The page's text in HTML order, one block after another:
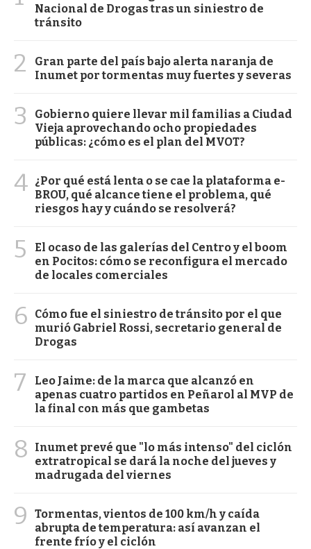
Nacional de Drogas tras un siniestro de
tránsito
2
Gran parte del país bajo alerta naranja de
Inumet por tormentas muy fuertes y severas
3
Gobierno quiere llevar mil familias a Ciudad
Vieja aprovechando ocho propiedades
públicas: ¿cómo es el plan del MVOT?
4 ¿Por qué está lenta o se cae la plataforma e-
BROU, qué alcance tiene el problema, qué
riesgos hay y cuándo se resolverá?
5
El ocaso de las galerías del Centro y el boom
en Pocitos: cómo se reconfigura el mercado
de locales comerciales
6
Cómo fue el siniestro de tránsito por el que
murió Gabriel Rossi, secretario general de
Drogas
7
Leo Jaime: de la marca que alcanzó en
apenas cuatro partidos en Peñarol al MVP de
la final con más que gambetas
8
Inumet prevé que "lo más intenso" del ciclón
extratropical se dará la noche del jueves y
madrugada del viernes
9
Tormentas, vientos de 100 km/h y caída
abrupta de temperatura: así avanzan el
frente frío y el ciclón